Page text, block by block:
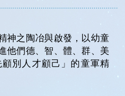
神之陶冶與啟發，以幼童
他們德、智、體、群、美
別人才顧己」的童軍精